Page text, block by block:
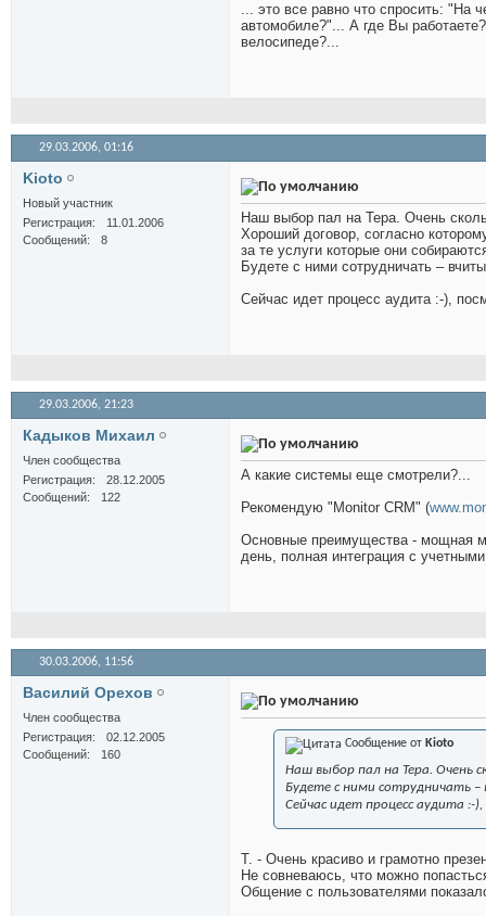
... это все равно что спросить: "На
автомобиле?"... А где Вы
велосипеде?...
29.03.2006, 01:16
Kioto
Новый участник
Регистрация
11.01.2006
Сообщений
8
Наш выбор пал на Тера. Очень
Хороший договор, согласно
за те услуги которые они
Будете с ними сотрудничать –
Сейчас идет процесс аудита :-),
29.03.2006, 21:23
Кадыков Михаил
Член сообщества
Регистрация
28.12.2005
Сообщений
122
А какие системы еще смотрели?...
Рекомендую "Monitor CRM" (
Основные преимущества - мощная
день, полная интеграция с
30.03.2006, 11:56
Василий Орехов
Член сообщества
Регистрация
02.12.2005
Сообщений
160
Сообщение от Kioto
Наш выбор пал на Тера. Очень
Будете с ними сотрудничать –
Сейчас идет процесс аудита
Т. - Очень красиво и грамотно
Не совневаюсь, что можно
Общение с пользователями